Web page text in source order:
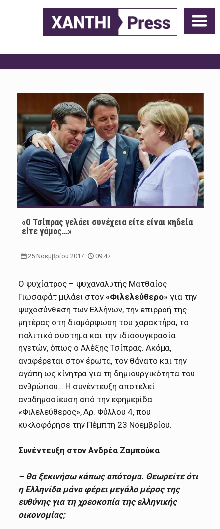
«Ο Τσίπρας γελάει συνέχεια είτε είναι κηδεία
είτε γάμος…»
25 Νοεμβρίου 2017 09:47
Ο ψυχίατρος – ψυχαναλυτής Ματθαίος
Γιωσαφάτ μιλάει στον«Φιλελεύθερο» για την
ψυχοσύνθεση των Ελλήνων, την επιρροή της
μητέρας στη διαμόρφωση του χαρακτήρα, το
πολιτικό σύστημα και την ιδιοσυγκρασία
ηγετών, όπως ο Αλέξης Τσίπρας. Ακόμα,
αναφέρεται στον έρωτα, τον θάνατο και την
αγάπη ως κίνητρα για τη δημιουργικότητα του
ανθρώπου… Η συνέντευξη αποτελεί
αναδημοσίευση από την εφημερίδα
«Φιλελεύθερος», Αρ. Φύλλου 4, που
κυκλοφόρησε την Πέμπτη 23 Νοεμβρίου.
Συνέντευξη στον Ανδρέα Ζαμπούκα
– Θα ξεκινήσω κάπως απότομα. Θεωρείτε ότι
η Ελληνίδα μάνα φέρει μεγάλο μέρος της
ευθύνης για τη χρεοκοπία της ελληνικής
οικονομίας;